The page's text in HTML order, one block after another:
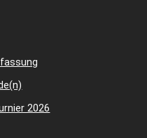
2026